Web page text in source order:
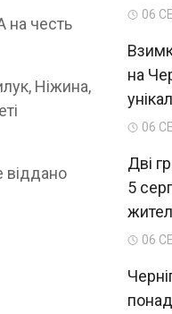
на честь
Ніжина,
віддано
06
на
06
Дві
5
06